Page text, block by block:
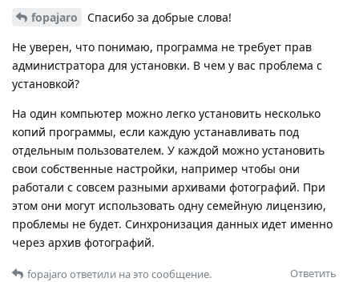
fopajaro
Спасибо за добрые слова!
Не уверен, что понимаю, программа не требует прав
администратора для установки. В чем у вас проблема с
установкой?
На один компьютер можно легко установить несколько
копий программы, если каждую устанавливать под
отдельным пользователем. У каждой можно установить
свои собственные настройки, например чтобы они
работали с совсем разными архивами фотографий. При
этом они могут использовать одну семейную лицензию,
проблемы не будет. Синхронизация данных идет именно
через архив фотографий.
Ответить
fopajaro ответили на это сообщение.